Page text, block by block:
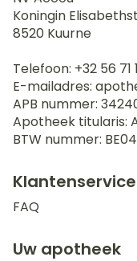
Koningin
8520 Kuurne
Telefoon: +32 56 71
E-mailadres:
APB nummer:
Apotheek titularis:
BTW nummer:
Klantenservice
FAQ
Uw apotheek